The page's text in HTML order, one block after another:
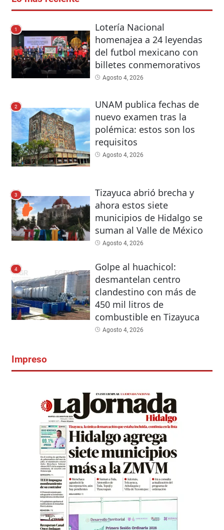
1
Lotería Nacional
homenajea a 24 leyendas
del futbol mexicano con
billetes conmemorativos
Agosto 4, 2026
2
UNAM publica fechas de
nuevo examen tras la
polémica: estos son los
requisitos
Agosto 4, 2026
3
Tizayuca abrió brecha y
ahora estos siete
municipios de Hidalgo se
suman al Valle de México
Agosto 4, 2026
4
Golpe al huachicol:
desmantelan centro
clandestino con más de
450 mil litros de
combustible en Tizayuca
Agosto 4, 2026
Impreso